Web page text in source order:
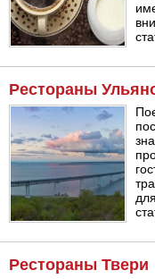
Рестораны
Рестораны Твери